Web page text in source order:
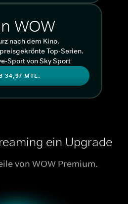
WOW
nach dem Kino.
Top-Serien.
Sport von Sky Sport
34,97 MTL.
ein Upgrade
von WOW Premium.